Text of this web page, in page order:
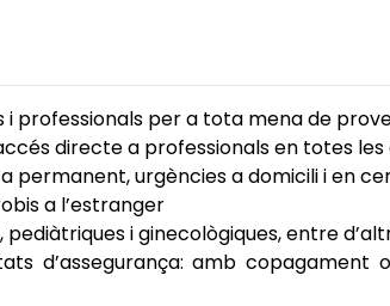
professionals per a tota mena de
directe a professionals en totes
permanent, urgències a domicili i en
a l’estranger
i ginecològiques, entre
d’assegurança: amb